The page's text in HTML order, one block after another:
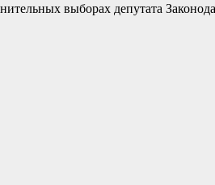
выборах депутата